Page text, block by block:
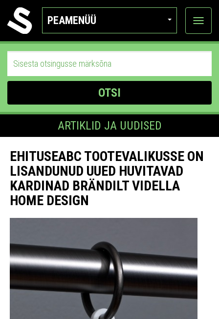
PEAMENÜÜ
Ava
OTSI
ARTIKLID JA UUDISED
EHITUSEABC TOOTEVALIKUSSE ON
LISANDUNUD UUED HUVITAVAD
KARDINAD BRÄNDILT VIDELLA
HOME DESIGN